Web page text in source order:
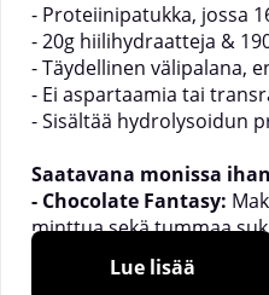
- Proteiinipatukka, jossa
- 20g hiilihydraatteja &
- Täydellinen välipalana,
- Ei aspartaamia tai
- Sisältää hydrolysoidun
Saatavana monissa
- Chocolate Fantasy:
minttua sekä tummaa
- Caramel Coco:
kokonaisuus, jossa
Lue lisää